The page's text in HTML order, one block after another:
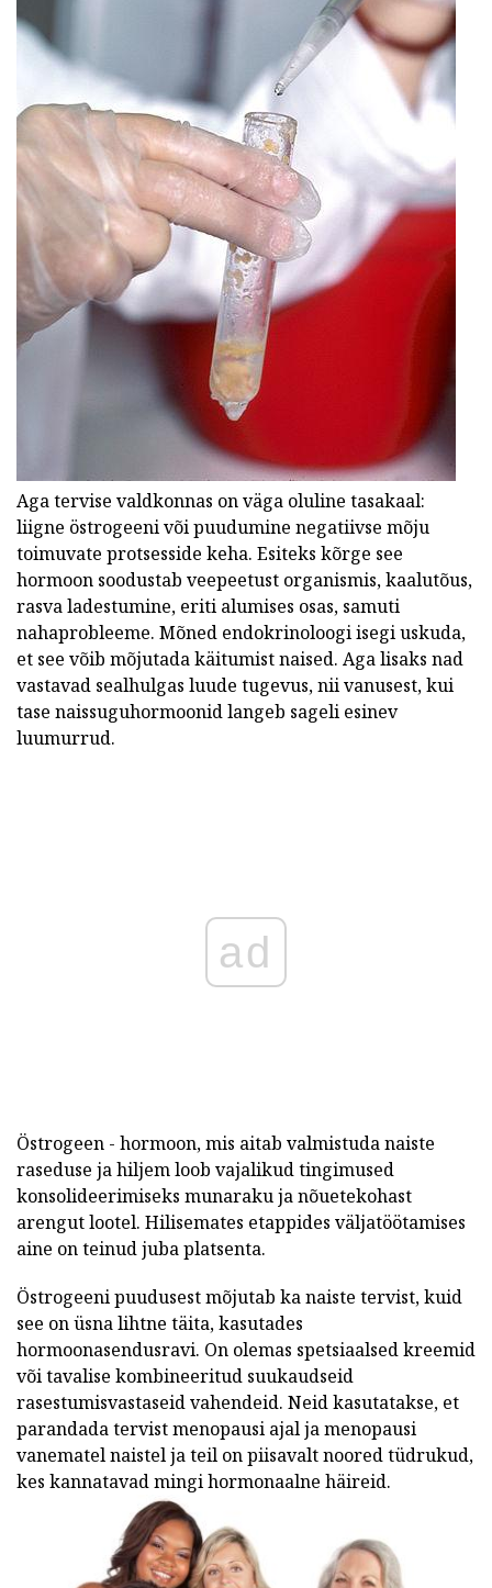
Aga tervise valdkonnas on väga oluline tasakaal:
liigne östrogeeni või puudumine negatiivse mõju
toimuvate protsesside keha. Esiteks kõrge see
hormoon soodustab veepeetust organismis, kaalutõus,
rasva ladestumine, eriti alumises osas, samuti
nahaprobleeme. Mõned endokrinoloogi isegi uskuda,
et see võib mõjutada käitumist naised. Aga lisaks nad
vastavad sealhulgas luude tugevus, nii vanusest, kui
tase naissuguhormoonid langeb sageli esinev
luumurrud.
ad
Östrogeen - hormoon, mis aitab valmistuda naiste
raseduse ja hiljem loob vajalikud tingimused
konsolideerimiseks munaraku ja nõuetekohast
arengut lootel. Hilisemates etappides väljatöötamises
aine on teinud juba platsenta.
Östrogeeni puudusest mõjutab ka naiste tervist, kuid
see on üsna lihtne täita, kasutades
hormoonasendusravi. On olemas spetsiaalsed kreemid
või tavalise kombineeritud suukaudseid
rasestumisvastaseid vahendeid. Neid kasutatakse, et
parandada tervist menopausi ajal ja menopausi
vanematel naistel ja teil on piisavalt noored tüdrukud,
kes kannatavad mingi hormonaalne häireid.